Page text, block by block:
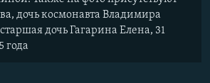
дочь космонавта Владимира
дочь Гагарина Елена, 31
года